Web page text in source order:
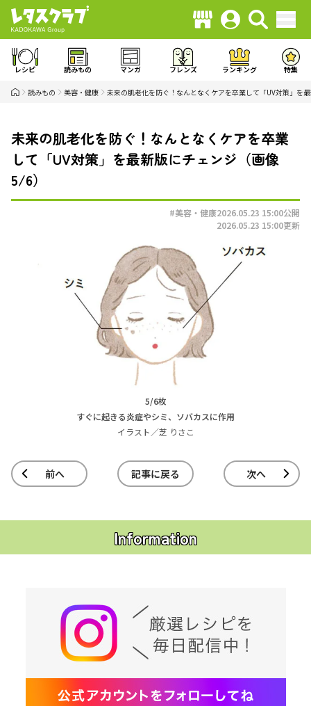
レシピ 読みもの マンガ フレンズ ランキング 特集
読みもの 美容・健康 未来の肌老化を防ぐ！なんとなくケアを卒業して「UV対策」を
未来の肌老化を防ぐ！なんとなくケアを卒業
して「UV対策」を最新版にチェンジ（画像
5/6）
#美容・健康2026.05.23 15:00公開
2026.05.23 15:00更新
5/6枚
すぐに起きる炎症やシミ、ソバカスに作用
イラスト／芝 りさこ
前へ 記事に戻る 次へ
Information